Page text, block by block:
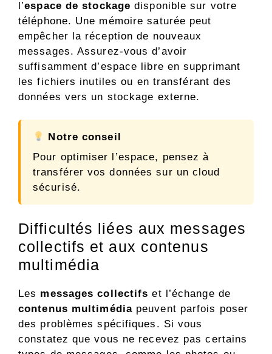
l’espace de stockage disponible sur votre
téléphone. Une mémoire saturée peut
empêcher la réception de nouveaux
messages. Assurez-vous d’avoir
suffisamment d’espace libre en supprimant
les fichiers inutiles ou en transférant des
données vers un stockage externe.
Notre conseil
Pour optimiser l’espace, pensez à
transférer vos données sur un cloud
sécurisé.
Difficultés liées aux messages
collectifs et aux contenus
multimédia
Les messages collectifs et l’échange de
contenus multimédiapeuvent parfois poser
des problèmes spécifiques. Si vous
constatez que vous ne recevez pas certains